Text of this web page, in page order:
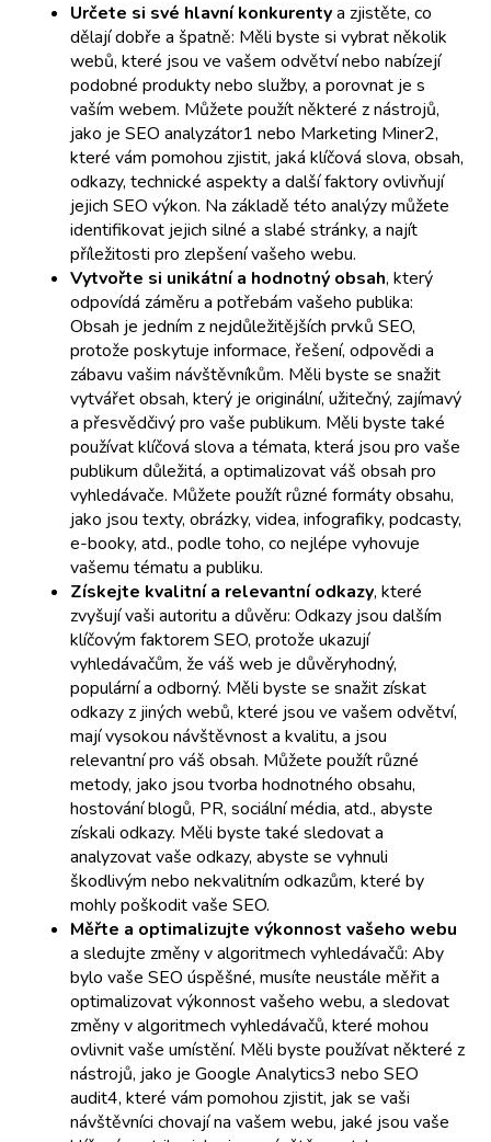
Určete si své hlavní konkurentya zjistěte, co
dělají dobře a špatně: Měli byste si vybrat několik
webů, které jsou ve vašem odvětví nebo nabízejí
podobné produkty nebo služby, a porovnat je s
vaším webem. Můžete použít některé z nástrojů,
jako je SEO analyzátor1 nebo Marketing Miner2,
které vám pomohou zjistit, jaká klíčová slova, obsah,
odkazy, technické aspekty a další faktory ovlivňují
jejich SEO výkon. Na základě této analýzy můžete
identifikovat jejich silné a slabé stránky, a najít
příležitosti pro zlepšení vašeho webu.
Vytvořte si unikátní a hodnotný obsah, který
odpovídá záměru a potřebám vašeho publika:
Obsah je jedním z nejdůležitějších prvků SEO,
protože poskytuje informace, řešení, odpovědi a
zábavu vašim návštěvníkům. Měli byste se snažit
vytvářet obsah, který je originální, užitečný, zajímavý
a přesvědčivý pro vaše publikum. Měli byste také
používat klíčová slova a témata, která jsou pro vaše
publikum důležitá, a optimalizovat váš obsah pro
vyhledávače. Můžete použít různé formáty obsahu,
jako jsou texty, obrázky, videa, infografiky, podcasty,
e-booky, atd., podle toho, co nejlépe vyhovuje
vašemu tématu a publiku.
Získejte kvalitní a relevantní odkazy, které
zvyšují vaši autoritu a důvěru: Odkazy jsou dalším
klíčovým faktorem SEO, protože ukazují
vyhledávačům, že váš web je důvěryhodný,
populární a odborný. Měli byste se snažit získat
odkazy z jiných webů, které jsou ve vašem odvětví,
mají vysokou návštěvnost a kvalitu, a jsou
relevantní pro váš obsah. Můžete použít různé
metody, jako jsou tvorba hodnotného obsahu,
hostování blogů, PR, sociální média, atd., abyste
získali odkazy. Měli byste také sledovat a
analyzovat vaše odkazy, abyste se vyhnuli
škodlivým nebo nekvalitním odkazům, které by
mohly poškodit vaše SEO.
Měřte a optimalizujte výkonnost vašeho webu
a sledujte změny v algoritmech vyhledávačů: Aby
bylo vaše SEO úspěšné, musíte neustále měřit a
optimalizovat výkonnost vašeho webu, a sledovat
změny v algoritmech vyhledávačů, které mohou
ovlivnit vaše umístění. Měli byste používat některé z
nástrojů, jako je Google Analytics3 nebo SEO
audit4, které vám pomohou zjistit, jak se vaši
návštěvníci chovají na vašem webu, jaké jsou vaše